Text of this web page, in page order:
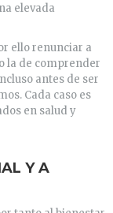
elevada
ello renunciar a
la de comprender
antes de ser
Cada caso es
en salud y
Y A